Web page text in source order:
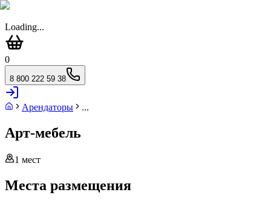
Loading...
0
8 800 222 59 38
Арендаторы ...
Арт-мебель
1 мест
Места размещения